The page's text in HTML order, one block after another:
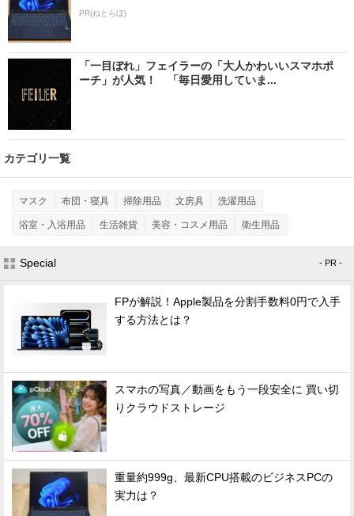
PR(ねとらぼ)
「一目ぼれ」フェイラーの「大人かわいいスマホポ
ーチ」が人気！ 「毎日愛用していま...
カテゴリ一覧
マスク 布団・寝具 掃除用品 文房具 洗濯用品
浴室・入浴用品 生活雑貨 美容・コスメ用品 衛生用品
Special - PR -
FPが解説！Apple製品を分割手数料0円で入手
する方法とは？
スマホの写真／動画をもう一段安全に 買い切
りクラウドストレージ
重量約999g、最新CPU搭載のビジネスPCの
実力は？